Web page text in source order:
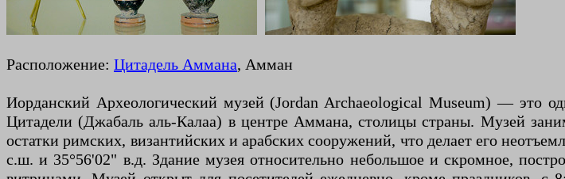
Расположение: Цитадель Аммана, Амман
Иорданский Археологический музей (Jordan Archaeological Museum) — это
Цитадели (Джабаль аль-Калаа) в центре Аммана, столицы страны. Музей
остатки римских, византийских и арабских сооружений, что делает его
с.ш. и 35°56'02" в.д. Здание музея относительно небольшое и скромное,